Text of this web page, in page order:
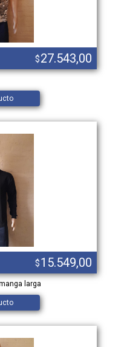
$27.543,00
$15.549,00
larga